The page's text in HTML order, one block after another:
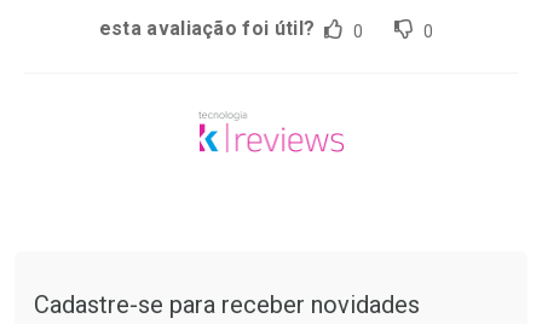
esta avaliação foi útil? 0 0
Cadastre-se para receber novidades